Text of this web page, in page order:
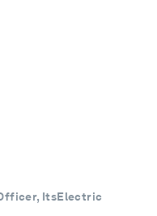
ItsElectric